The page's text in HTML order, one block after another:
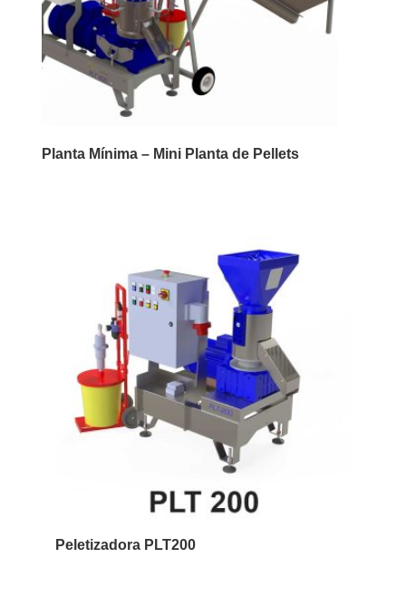
Planta Mínima – Mini Planta de Pellets
Peletizadora PLT200